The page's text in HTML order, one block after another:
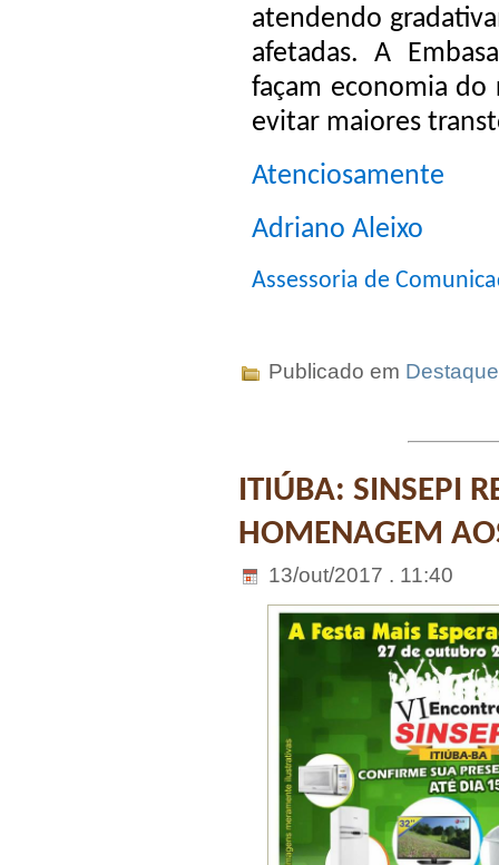
atendendo
afetadas. A
façam economia
evitar maiores
Atenciosamente
Adriano Aleixo
Assessoria de
Publicado em
ITIÚBA: SINSEPI
HOMENAGEM
13/out/2017 . 11:40